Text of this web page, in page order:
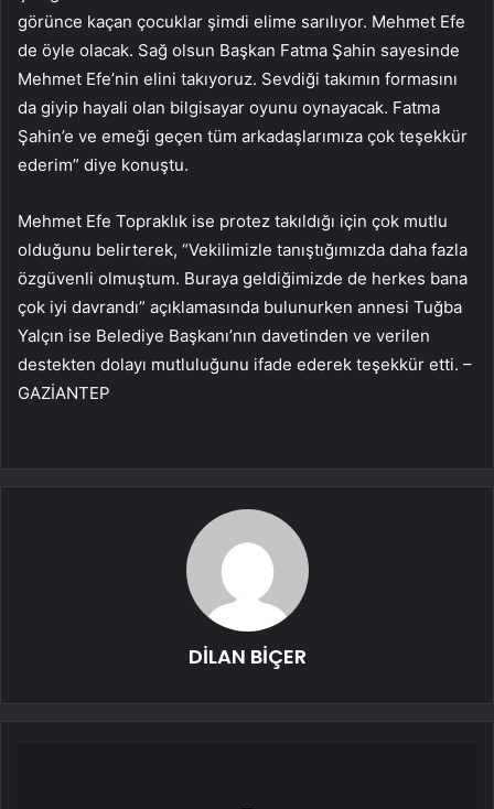
görünce kaçan çocuklar şimdi elime sarılıyor. Mehmet Efe
de öyle olacak. Sağ olsun Başkan Fatma Şahin sayesinde
Mehmet Efe’nin elini takıyoruz. Sevdiği takımın formasını
da giyip hayali olan bilgisayar oyunu oynayacak. Fatma
Şahin’e ve emeği geçen tüm arkadaşlarımıza çok teşekkür
ederim” diye konuştu.
Mehmet Efe Topraklık ise protez takıldığı için çok mutlu
olduğunu belirterek, “Vekilimizle tanıştığımızda daha fazla
özgüvenli olmuştum. Buraya geldiğimizde de herkes bana
çok iyi davrandı” açıklamasında bulunurken annesi Tuğba
Yalçın ise Belediye Başkanı’nın davetinden ve verilen
destekten dolayı mutluluğunu ifade ederek teşekkür etti. –
GAZİANTEP
DİLAN BİÇER